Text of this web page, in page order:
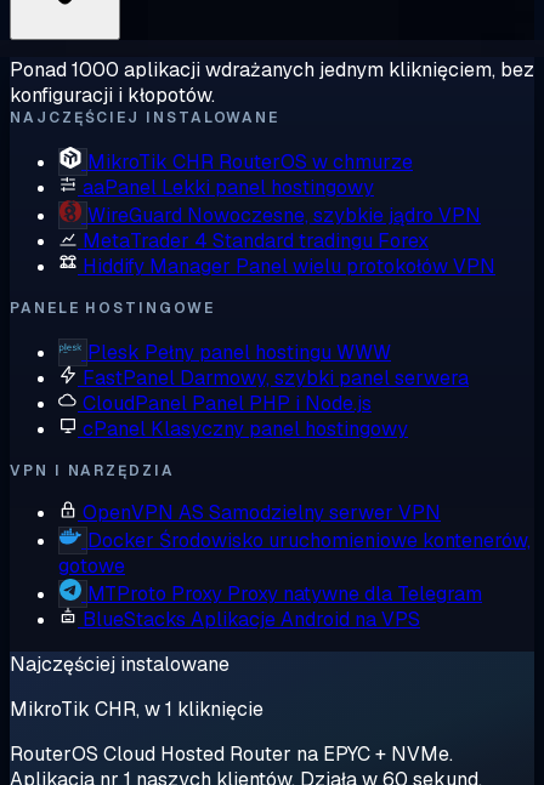
Ponad 1000 aplikacji wdrażanych jednym kliknięciem, bez
konfiguracji i kłopotów.
NAJCZĘŚCIEJ INSTALOWANE
MikroTik CHR RouterOS w chmurze
aaPanel Lekki panel hostingowy
WireGuard Nowoczesne, szybkie jądro VPN
MetaTrader 4 Standard tradingu Forex
Hiddify Manager Panel wielu protokołów VPN
PANELE HOSTINGOWE
Plesk Pełny panel hostingu WWW
FastPanel Darmowy, szybki panel serwera
CloudPanel Panel PHP i Node.js
cPanel Klasyczny panel hostingowy
VPN I NARZĘDZIA
OpenVPN AS Samodzielny serwer VPN
Docker Środowisko uruchomieniowe kontenerów,
gotowe
MTProto Proxy Proxy natywne dla Telegram
BlueStacks Aplikacje Android na VPS
Najczęściej instalowane
MikroTik CHR, w 1 kliknięcie
RouterOS Cloud Hosted Router na EPYC + NVMe.
Aplikacja nr 1 naszych klientów. Działa w 60 sekund.